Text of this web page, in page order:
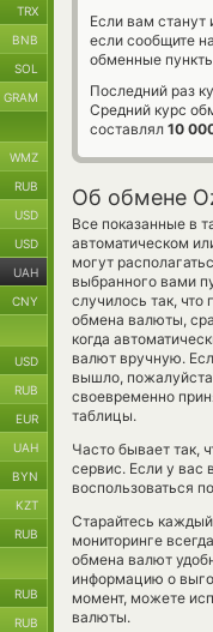
Если вам
если сообщите
обменные
Последний раз
Средний курс
составлял 10
Об обмене
Все показанные в
автоматическом
могут
выбранного вами
случилось так,
обмена валюты,
когда
валют вручную.
вышло,
своевременно
таблицы.
Часто бывает так,
сервис. Если у вас
воспользоваться
Старайтесь
мониторинге
обмена валют
информацию о
момент, можете
валюты.
TRX
BNB
SOL
GRAM
WMZ
RUB
USD
USD
UAH
CNY
USD
RUB
EUR
UAH
BYN
KZT
RUB
RUB
RUB